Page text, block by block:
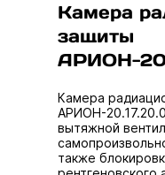
Камера
защиты
АРИОН-
Камера
АРИОН-
вытяжной
также